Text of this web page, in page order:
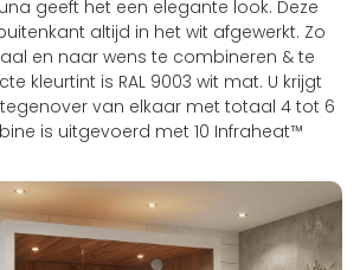
geeft het een elegante look. Deze
altijd in het wit afgewerkt. Zo
en naar wens te combineren & te
kleurtint is RAL 9003 wit mat. U krijgt
van elkaar met totaal 4 tot 6
is uitgevoerd met 10 Infraheat™